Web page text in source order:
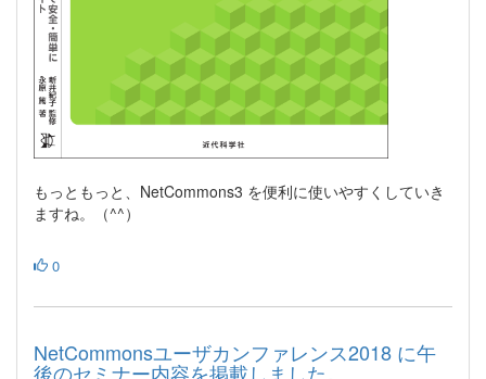
もっともっと、NetCommons3 を便利に使いやすくしていき
ますね。（^^）
0
NetCommonsユーザカンファレンス2018 に午
後のセミナー内容を掲載しました。